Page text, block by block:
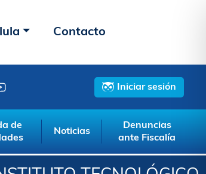
Contacto
Iniciar sesión
de
Noticias
Denuncias
ante Fiscalía